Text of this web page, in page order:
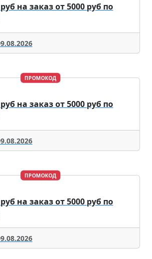
на заказ от 5000 руб по
ПРОМОКОД
на заказ от 5000 руб по
ПРОМОКОД
на заказ от 5000 руб по